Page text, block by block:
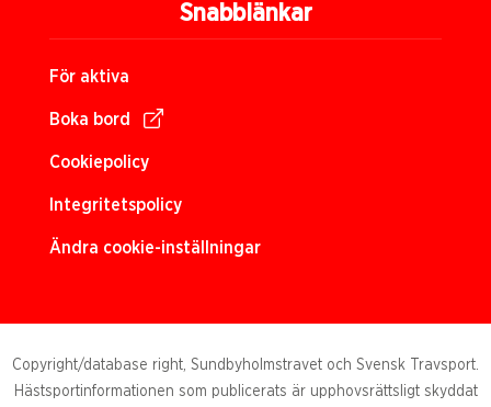
Snabblänkar
För aktiva
Boka bord
Cookiepolicy
Integritetspolicy
Ändra cookie-inställningar
Copyright/database right, Sundbyholmstravet och Svensk Travsport.
Hästsportinformationen som publicerats är upphovsrättsligt skyddat